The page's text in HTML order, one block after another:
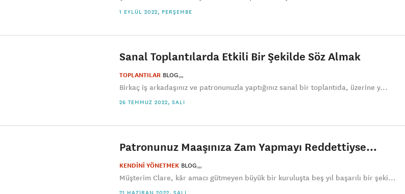
1 EYLÜL 2022, PERŞEMBE
Sanal Toplantılarda Etkili Bir Şekilde Söz Almak
TOPLANTILAR BLOG
Birkaç iş arkadaşınız ve patronunuzla yaptığınız sanal bir toplantıda, üzerine y...
26 TEMMUZ 2022, SALI
Patronunuz Maaşınıza Zam Yapmayı Reddettiyse…
KENDİNİ YÖNETMEK BLOG
Müşterim Clare, kâr amacı gütmeyen büyük bir kuruluşta beş yıl başarılı bir şeki...
21 HAZIRAN 2022, SALI